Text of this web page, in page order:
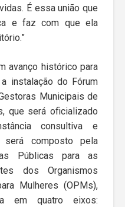
É essa união que
e faz com que ela
avanço histórico para
instalação do Fórum
Municipais de
que será oficializado
consultiva e
será composto pela
Públicas para as
dos Organismos
Mulheres (OPMs),
em quatro eixos: